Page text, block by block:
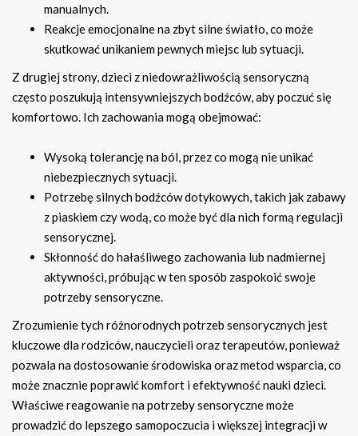
manualnych.
Reakcje emocjonalne na zbyt silne światło, co może
skutkować unikaniem pewnych miejsc lub sytuacji.
Z drugiej strony, dzieci z niedowrażliwością sensoryczną
często poszukują intensywniejszych bodźców, aby poczuć się
komfortowo. Ich zachowania mogą obejmować:
Wysoką tolerancję na ból, przez co mogą nie unikać
niebezpiecznych sytuacji.
Potrzebę silnych bodźców dotykowych, takich jak zabawy
z piaskiem czy wodą, co może być dla nich formą regulacji
sensorycznej.
Skłonność do hałaśliwego zachowania lub nadmiernej
aktywności, próbując w ten sposób zaspokoić swoje
potrzeby sensoryczne.
Zrozumienie tych różnorodnych potrzeb sensorycznych jest
kluczowe dla rodziców, nauczycieli oraz terapeutów, ponieważ
pozwala na dostosowanie środowiska oraz metod wsparcia, co
może znacznie poprawić komfort i efektywność nauki dzieci.
Właściwe reagowanie na potrzeby sensoryczne może
prowadzić do lepszego samopoczucia i większej integracji w